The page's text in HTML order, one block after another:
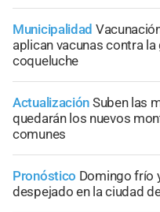
Municipalidad
aplican vacunas contra la
coqueluche
Actualización Suben las
quedarán los nuevos
comunes
Pronóstico Domingo frío
despejado en la ciudad